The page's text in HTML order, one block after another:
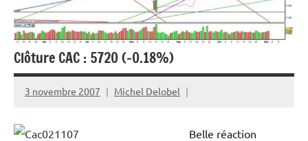
Clôture CAC : 5720 (-0.18%)
3 novembre 2007 Michel Delobel
Belle réaction